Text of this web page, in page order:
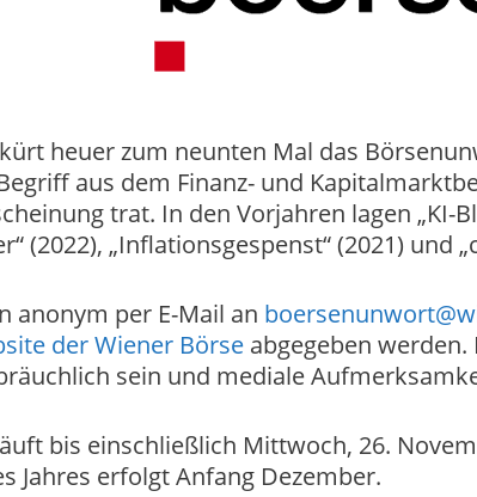
heuer zum neunten Mal das
aus dem Finanz- und
trat. In den Vorjahren lagen „KI-
(2022), „Inflationsgespenst“ (2021) und
anonym per E-Mail an
der Wiener Börse abgegeben
sein und mediale
bis einschließlich Mittwoch, 26.
Jahres erfolgt Anfang Dezember.